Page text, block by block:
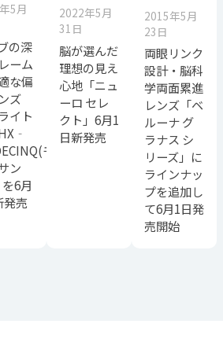
5月
の深
ーム
な偏
ズ
イト
モ
ン
6月
発売
2022年5月
31日
脳が選んだ
理想の見え
心地「ニュ
ーロ セレ
クト」6月1
日新発売
2015年5月
23日
両眼リンク
設計・脳科
学両面累進
レンズ「ベ
ルーナ グ
ラナス シ
リーズ」に
ラインナッ
プを追加し
て6月1日発
売開始